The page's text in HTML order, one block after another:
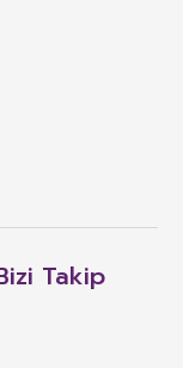
Takip